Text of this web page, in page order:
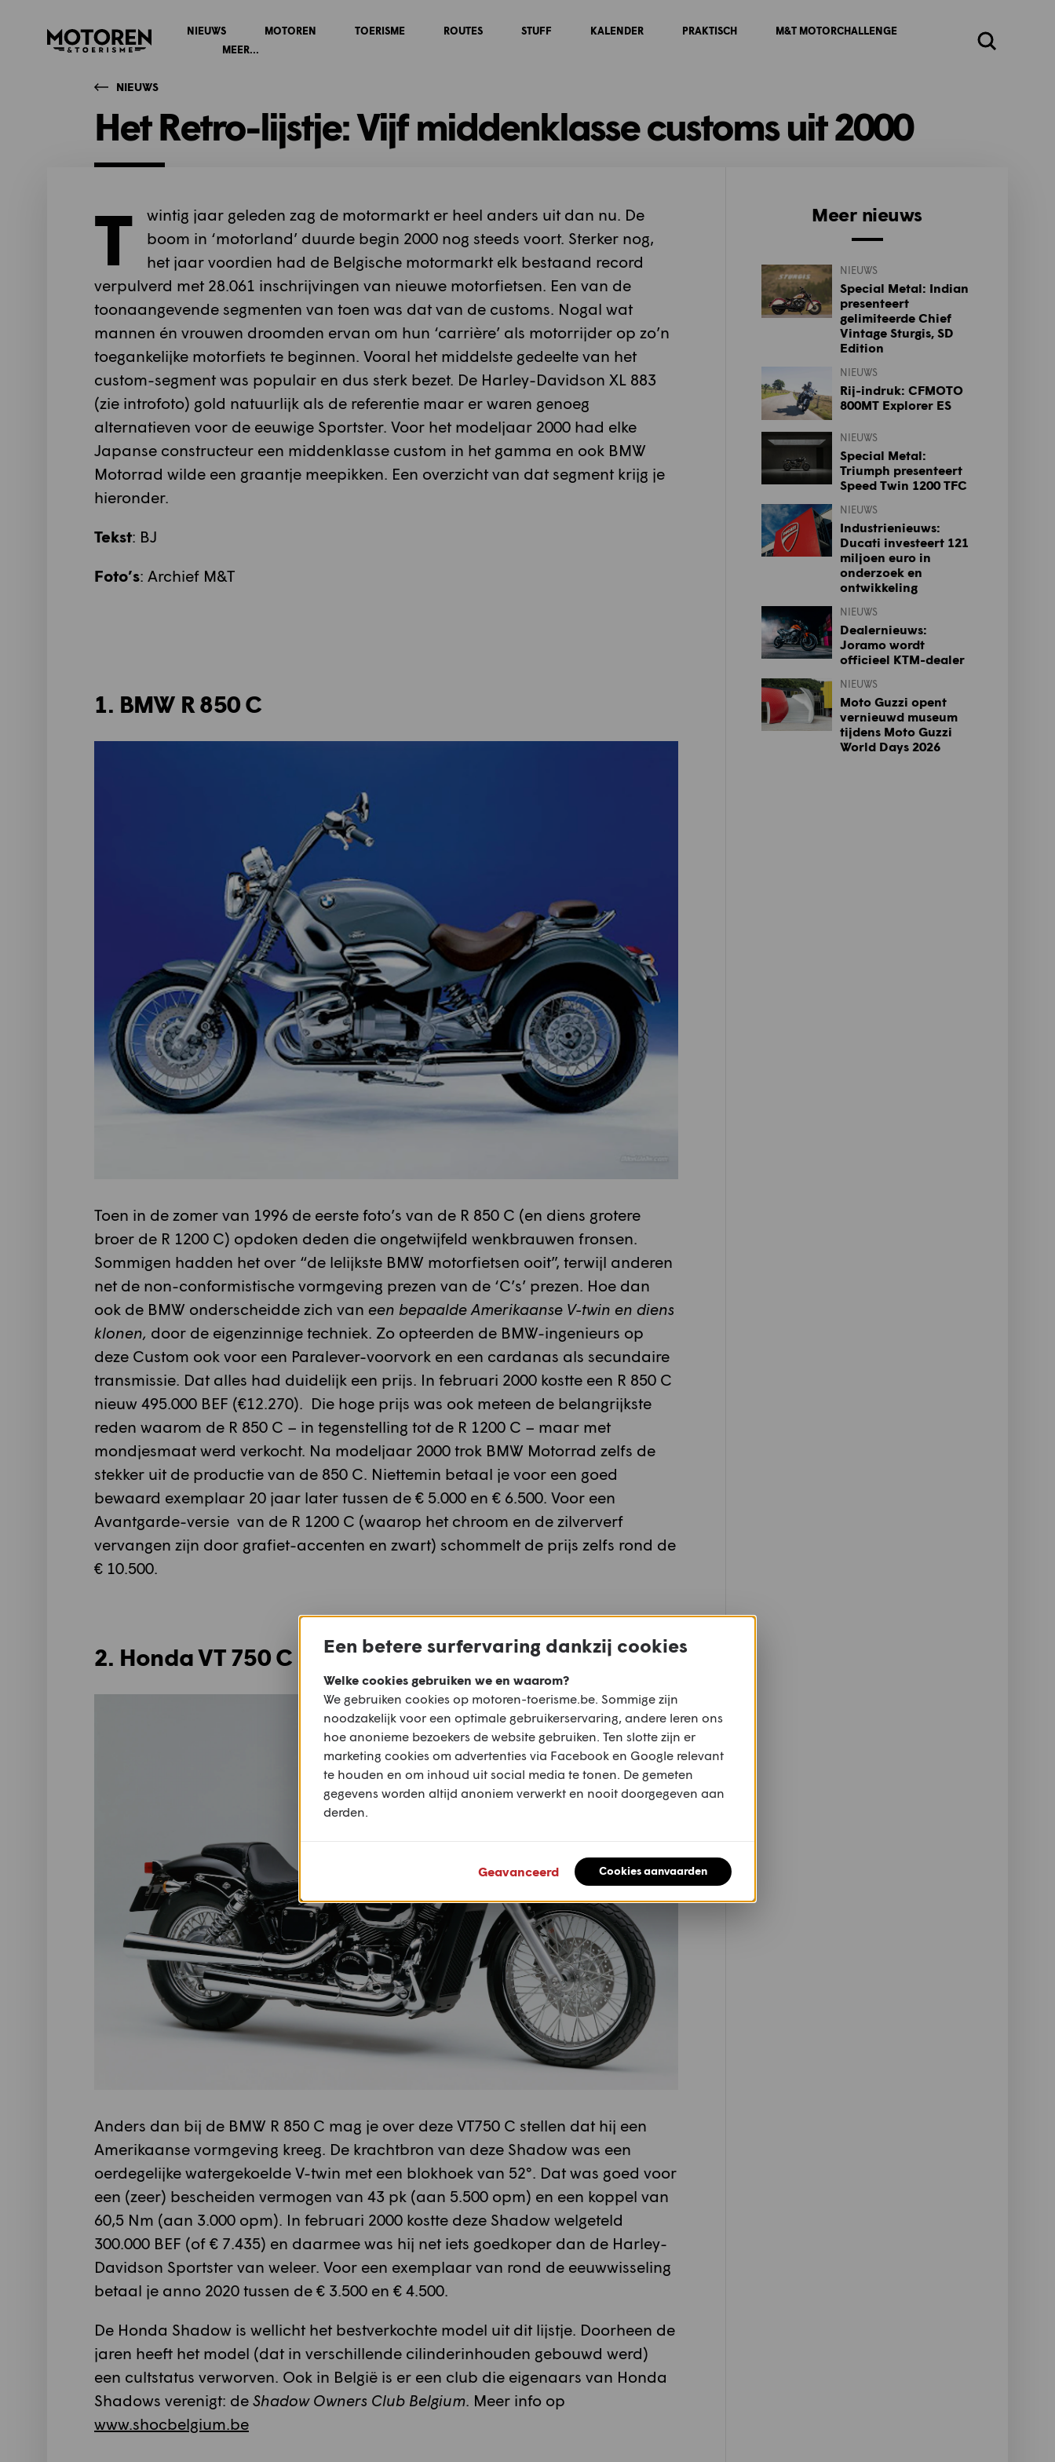
Homepage
NIEUWS MOTOREN TOERISME ROUTES STUFF KALENDER PRAKTISCH
M&T MOTORCHALLENGE
MEER...
Zoeken
NIEUWS
Het Retro-lijstje: Vijf middenklasse customs uit 2000
T
wintig jaar geleden zag de motormarkt er heel anders uit dan nu. De
boom in ‘motorland’ duurde begin 2000 nog steeds voort. Sterker nog,
het jaar voordien had de Belgische motormarkt elk bestaand record
verpulverd met 28.061 inschrijvingen van nieuwe motorfietsen. Een van de
toonaangevende segmenten van toen was dat van de customs. Nogal wat
mannen én vrouwen droomden ervan om hun ‘carrière’ als motorrijder op zo’n
toegankelijke motorfiets te beginnen. Vooral het middelste gedeelte van het
custom-segment was populair en dus sterk bezet. De Harley-Davidson XL 883
(zie introfoto) gold natuurlijk als de referentie maar er waren genoeg
alternatieven voor de eeuwige Sportster. Voor het modeljaar 2000 had elke
Japanse constructeur een middenklasse custom in het gamma en ook BMW
Motorrad wilde een graantje meepikken. Een overzicht van dat segment krijg je
hieronder.
Tekst: BJ
Foto’s: Archief M&T
1. BMW R 850 C
Toen in de zomer van 1996 de eerste foto’s van de R 850 C (en diens grotere
broer de R 1200 C) opdoken deden die ongetwijfeld wenkbrauwen fronsen.
Sommigen hadden het over “de lelijkste BMW motorfietsen ooit”, terwijl anderen
net de non-conformistische vormgeving prezen van de ‘C’s’ prezen. Hoe dan
ook de BMW onderscheidde zich van een bepaalde Amerikaanse V-twin en diens
klonen, door de eigenzinnige techniek. Zo opteerden de BMW-ingenieurs op
deze Custom ook voor een Paralever-voorvork en een cardanas als secundaire
transmissie. Dat alles had duidelijk een prijs. In februari 2000 kostte een R 850 C
nieuw 495.000 BEF (€12.270). Die hoge prijs was ook meteen de belangrijkste
reden waarom de R 850 C – in tegenstelling tot de R 1200 C – maar met
mondjesmaat werd verkocht. Na modeljaar 2000 trok BMW Motorrad zelfs de
stekker uit de productie van de 850 C. Niettemin betaal je voor een goed
bewaard exemplaar 20 jaar later tussen de € 5.000 en € 6.500. Voor een
Avantgarde-versie van de R 1200 C (waarop het chroom en de zilververf
vervangen zijn door grafiet-accenten en zwart) schommelt de prijs zelfs rond de
€ 10.500.
2. Honda VT 750 C Shadow
Anders dan bij de BMW R 850 C mag je over deze VT750 C stellen dat hij een
Amerikaanse vormgeving kreeg. De krachtbron van deze Shadow was een
oerdegelijke watergekoelde V-twin met een blokhoek van 52°. Dat was goed voor
een (zeer) bescheiden vermogen van 43 pk (aan 5.500 opm) en een koppel van
60,5 Nm (aan 3.000 opm). In februari 2000 kostte deze Shadow welgeteld
300.000 BEF (of € 7.435) en daarmee was hij net iets goedkoper dan de Harley-
Davidson Sportster van weleer. Voor een exemplaar van rond de eeuwwisseling
betaal je anno 2020 tussen de € 3.500 en € 4.500.
De Honda Shadow is wellicht het bestverkochte model uit dit lijstje. Doorheen de
jaren heeft het model (dat in verschillende cilinderinhouden gebouwd werd)
een cultstatus verworven. Ook in België is er een club die eigenaars van Honda
Shadows verenigt: de Shadow Owners Club Belgium . Meer info op
www.shocbelgium.be
Meer nieuws
NIEUWS
Special Metal: Indian
presenteert
gelimiteerde Chief
Vintage Sturgis, SD
Edition
NIEUWS
Rij-indruk: CFMOTO
800MT Explorer ES
NIEUWS
Special Metal:
Triumph presenteert
Speed Twin 1200 TFC
NIEUWS
Industrienieuws:
Ducati investeert 121
miljoen euro in
onderzoek en
ontwikkeling
NIEUWS
Dealernieuws:
Joramo wordt
officieel KTM-dealer
NIEUWS
Moto Guzzi opent
vernieuwd museum
tijdens Moto Guzzi
World Days 2026
Een betere surfervaring dankzij cookies
Welke cookies gebruiken we en waarom?
We gebruiken cookies op motoren-toerisme.be. Sommige zijn
noodzakelijk voor een optimale gebruikerservaring, andere leren ons
hoe anonieme bezoekers de website gebruiken. Ten slotte zijn er
marketing cookies om advertenties via Facebook en Google relevant
te houden en om inhoud uit social media te tonen. De gemeten
gegevens worden altijd anoniem verwerkt en nooit doorgegeven aan
derden.
Geavanceerd Cookies aanvaarden